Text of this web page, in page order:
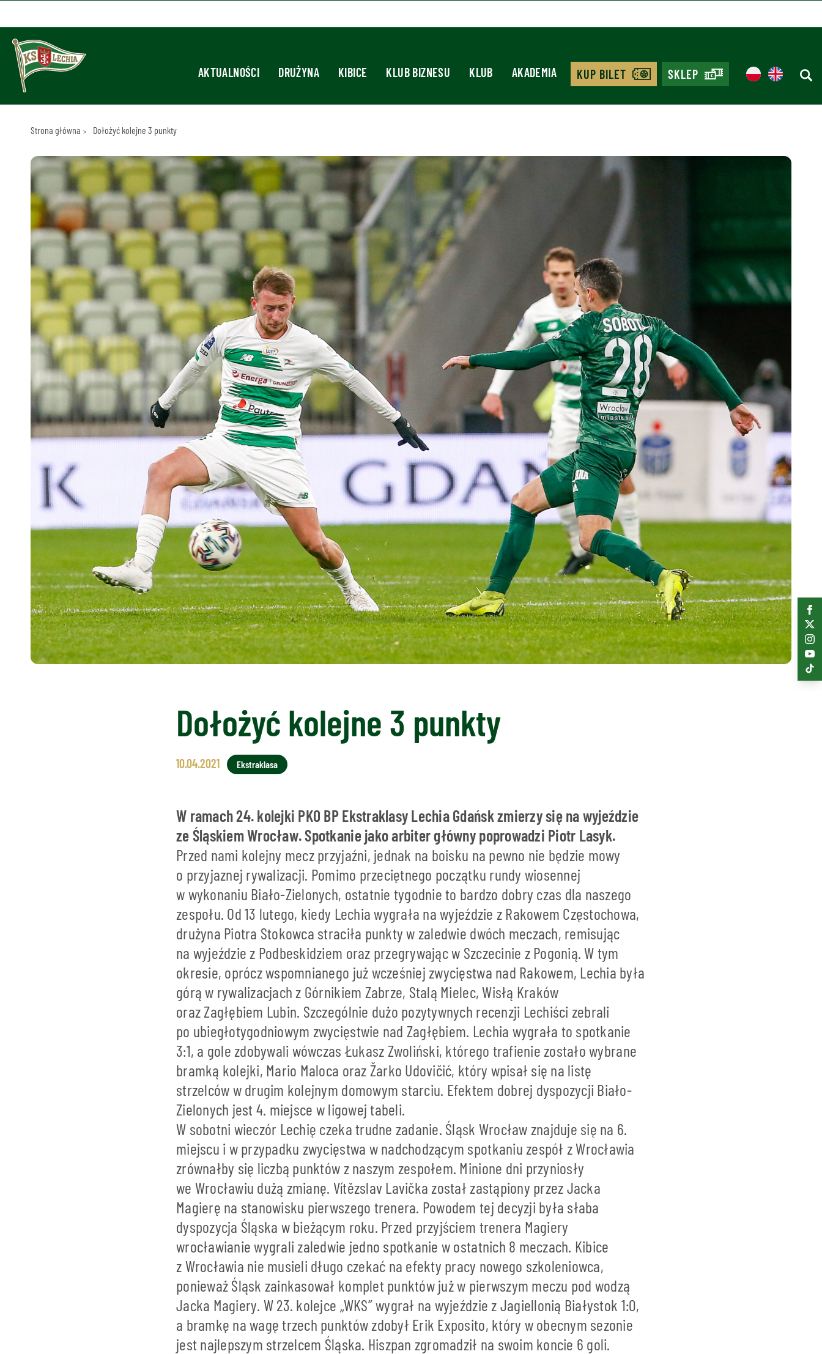
AKTUALNOŚCI DRUŻYNA KIBICE KLUB BIZNESU KLUB AKADEMIA KUP BILET SKLEP
Strona główna Dołożyć kolejne 3 punkty
Dołożyć kolejne 3 punkty
10.04.2021 Ekstraklasa
W ramach 24. kolejki PKO BP Ekstraklasy Lechia Gdańsk zmierzy się na wyjeździe
ze Śląskiem Wrocław. Spotkanie jako arbiter główny poprowadzi Piotr Lasyk.
Przed nami kolejny mecz przyjaźni, jednak na boisku na pewno nie będzie mowy
o przyjaznej rywalizacji. Pomimo przeciętnego początku rundy wiosennej
w wykonaniu Biało-Zielonych, ostatnie tygodnie to bardzo dobry czas dla naszego
zespołu. Od 13 lutego, kiedy Lechia wygrała na wyjeździe z Rakowem Częstochowa,
drużyna Piotra Stokowca straciła punkty w zaledwie dwóch meczach, remisując
na wyjeździe z Podbeskidziem oraz przegrywając w Szczecinie z Pogonią. W tym
okresie, oprócz wspomnianego już wcześniej zwycięstwa nad Rakowem, Lechia była
górą w rywalizacjach z Górnikiem Zabrze, Stalą Mielec, Wisłą Kraków
oraz Zagłębiem Lubin. Szczególnie dużo pozytywnych recenzji Lechiści zebrali
po ubiegłotygodniowym zwycięstwie nad Zagłębiem. Lechia wygrała to spotkanie
3:1, a gole zdobywali wówczas Łukasz Zwoliński, którego trafienie zostało wybrane
bramką kolejki, Mario Maloca oraz Žarko Udovičić, który wpisał się na listę
strzelców w drugim kolejnym domowym starciu. Efektem dobrej dyspozycji Biało-
Zielonych jest 4. miejsce w ligowej tabeli.
W sobotni wieczór Lechię czeka trudne zadanie. Śląsk Wrocław znajduje się na 6.
miejscu i w przypadku zwycięstwa w nadchodzącym spotkaniu zespół z Wrocławia
zrównałby się liczbą punktów z naszym zespołem. Minione dni przyniosły
we Wrocławiu dużą zmianę. Vítězslav Lavička został zastąpiony przez Jacka
Magierę na stanowisku pierwszego trenera. Powodem tej decyzji była słaba
dyspozycja Śląska w bieżącym roku. Przed przyjściem trenera Magiery
wrocławianie wygrali zaledwie jedno spotkanie w ostatnich 8 meczach. Kibice
z Wrocławia nie musieli długo czekać na efekty pracy nowego szkoleniowca,
ponieważ Śląsk zainkasował komplet punktów już w pierwszym meczu pod wodzą
Jacka Magiery. W 23. kolejce „WKS” wygrał na wyjeździe z Jagiellonią Białystok 1:0,
a bramkę na wagę trzech punktów zdobył Erik Exposito, który w obecnym sezonie
jest najlepszym strzelcem Śląska. Hiszpan zgromadził na swoim koncie 6 goli.